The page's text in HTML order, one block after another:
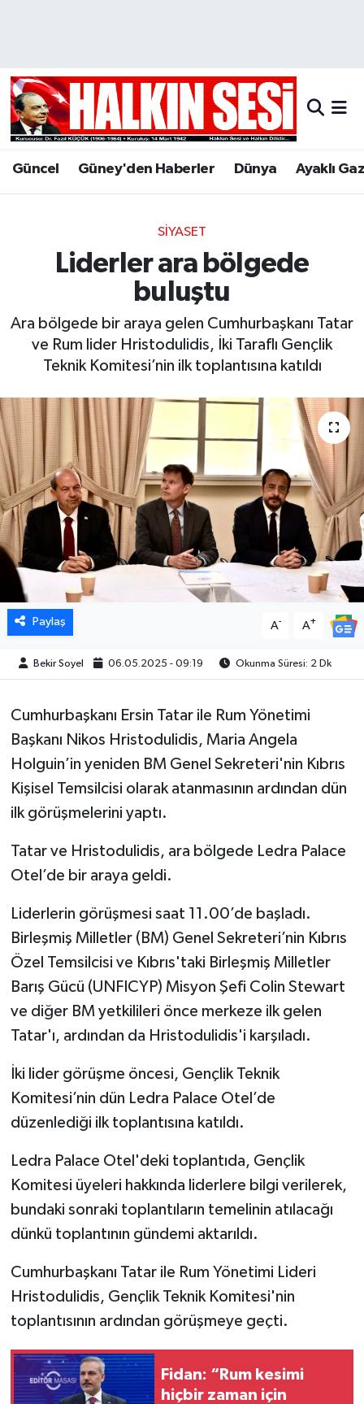
Güncel Güney'den Haberler Dünya Ayaklı
SIYASET
Liderler ara bölgede
buluştu
Ara bölgede bir araya gelen Cumhurbaşkanı Tatar
ve Rum lider Hristodulidis, İki Taraflı Gençlik
Teknik Komitesi’nin ilk toplantısına katıldı
Paylaş A- A+
Bekir Soyel 06.05.2025 - 09:19 Okunma Süresi: 2 Dk
Cumhurbaşkanı Ersin Tatar ile Rum Yönetimi
Başkanı Nikos Hristodulidis, Maria Angela
Holguin’in yeniden BM Genel Sekreteri'nin Kıbrıs
Kişisel Temsilcisi olarak atanmasının ardından dün
ilk görüşmelerini yaptı.
Tatar ve Hristodulidis, ara bölgede Ledra Palace
Otel’de bir araya geldi.
Liderlerin görüşmesi saat 11.00’de başladı.
Birleşmiş Milletler (BM) Genel Sekreteri’nin Kıbrıs
Özel Temsilcisi ve Kıbrıs'taki Birleşmiş Milletler
Barış Gücü (UNFICYP) Misyon Şefi Colin Stewart
ve diğer BM yetkilileri önce merkeze ilk gelen
Tatar'ı, ardından da Hristodulidis'i karşıladı.
İki lider görüşme öncesi, Gençlik Teknik
Komitesi’nin dün Ledra Palace Otel’de
düzenlediği ilk toplantısına katıldı.
Ledra Palace Otel'deki toplantıda, Gençlik
Komitesi üyeleri hakkında liderlere bilgi verilerek,
bundaki sonraki toplantıların temelinin atılacağı
dünkü toplantının gündemi aktarıldı.
Cumhurbaşkanı Tatar ile Rum Yönetimi Lideri
Hristodulidis, Gençlik Teknik Komitesi'nin
toplantısının ardından görüşmeye geçti.
Fidan: “Rum kesimi
hiçbir zaman için
Hava Durumu
Trafik Durumu
Son Dakika Haberleri